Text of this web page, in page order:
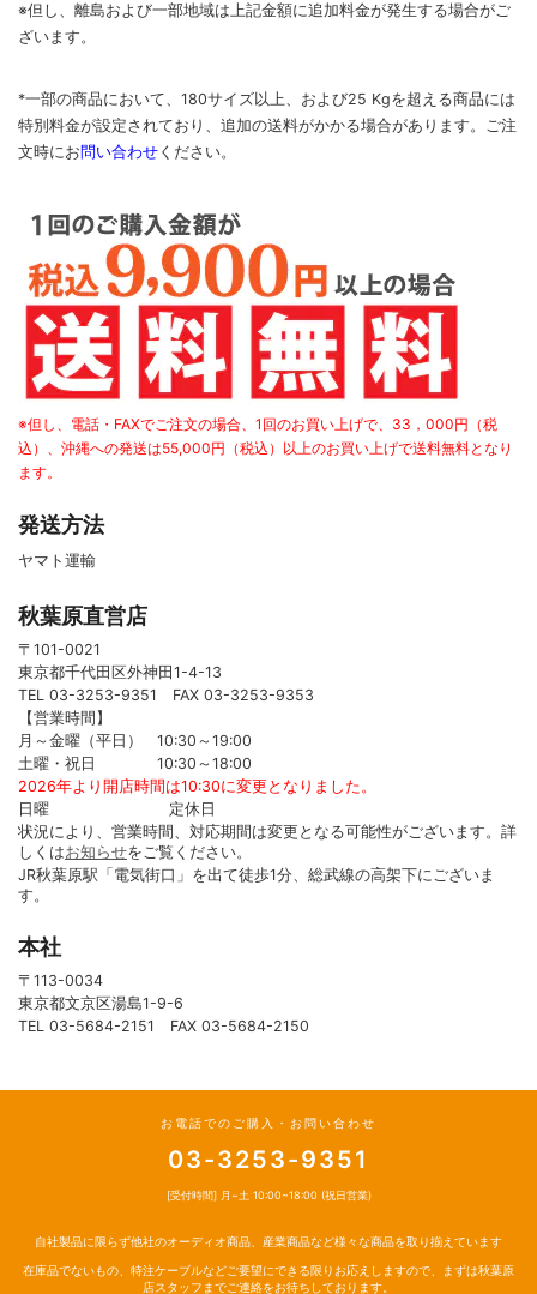
※但し、離島および一部地域は上記金額に追加料金が発生する場合がご
ざいます。
*一部の商品において、180サイズ以上、および25 Kgを超える商品には
特別料金が設定されており、追加の送料がかかる場合があります。 ご注
文時にお問い合わせ ください。
※但し、電話・FAXでご注文の場合、1回のお買い上げで、33，000円（税
込）、沖縄への発送は55,000円（税込）以上のお買い上げで送料無料となり
ます。
発送方法
ヤマト運輸
秋葉原直営店
〒101-0021
東京都千代田区外神田1-4-13
TEL 03-3253-9351 FAX 03-3253-9353
【営業時間】
月～金曜（平日） 10:30～19:00
土曜・祝日 10:30～18:00
2026年より開店時間は10:30に変更となりました。
日曜 定休日
状況により、営業時間、対応期間は変更となる可能性がございます。詳
しくはお知らせをご覧ください。
JR秋葉原駅「電気街口」を出て徒歩1分、総武線の高架下にございま
す。
本社
〒113-0034
東京都文京区湯島1-9-6
TEL 03-5684-2151 FAX 03-5684-2150
お電話でのご購入・お問い合わせ
03-3253-9351
[受付時間] 月~土 10:00~18:00 (祝日営業)
自社製品に限らず他社のオーディオ商品、産業商品など様々な商品を取り揃えています
在庫品でないもの、特注ケーブルなどご要望にできる限りお応えしますので、まずは秋葉原
店スタッフまでご連絡をお待ちしております。